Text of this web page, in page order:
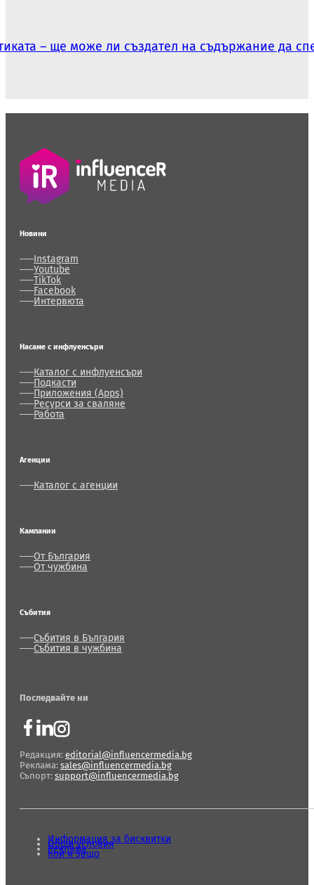
– ще може ли създател на съдържание да
Новини
Instagram
Youtube
TikTok
Facebook
Интервюта
Насаме с инфлуенсъри
Каталог с инфлуенсъри
Подкасти
Приложения (Apps)
Ресурси за сваляне
Работа
Агенции
Каталог с агенции
Кампании
От България
От чужбина
Събития
Събития в България
Събития в чужбина
Последвайте ни
Редакция: editorial@influencermedia.bg
Реклама: sales@influencermedia.bg
Съпорт: support@influencermedia.bg
Информация за бисквитки
Общи условия
Реклама
Кой и защо